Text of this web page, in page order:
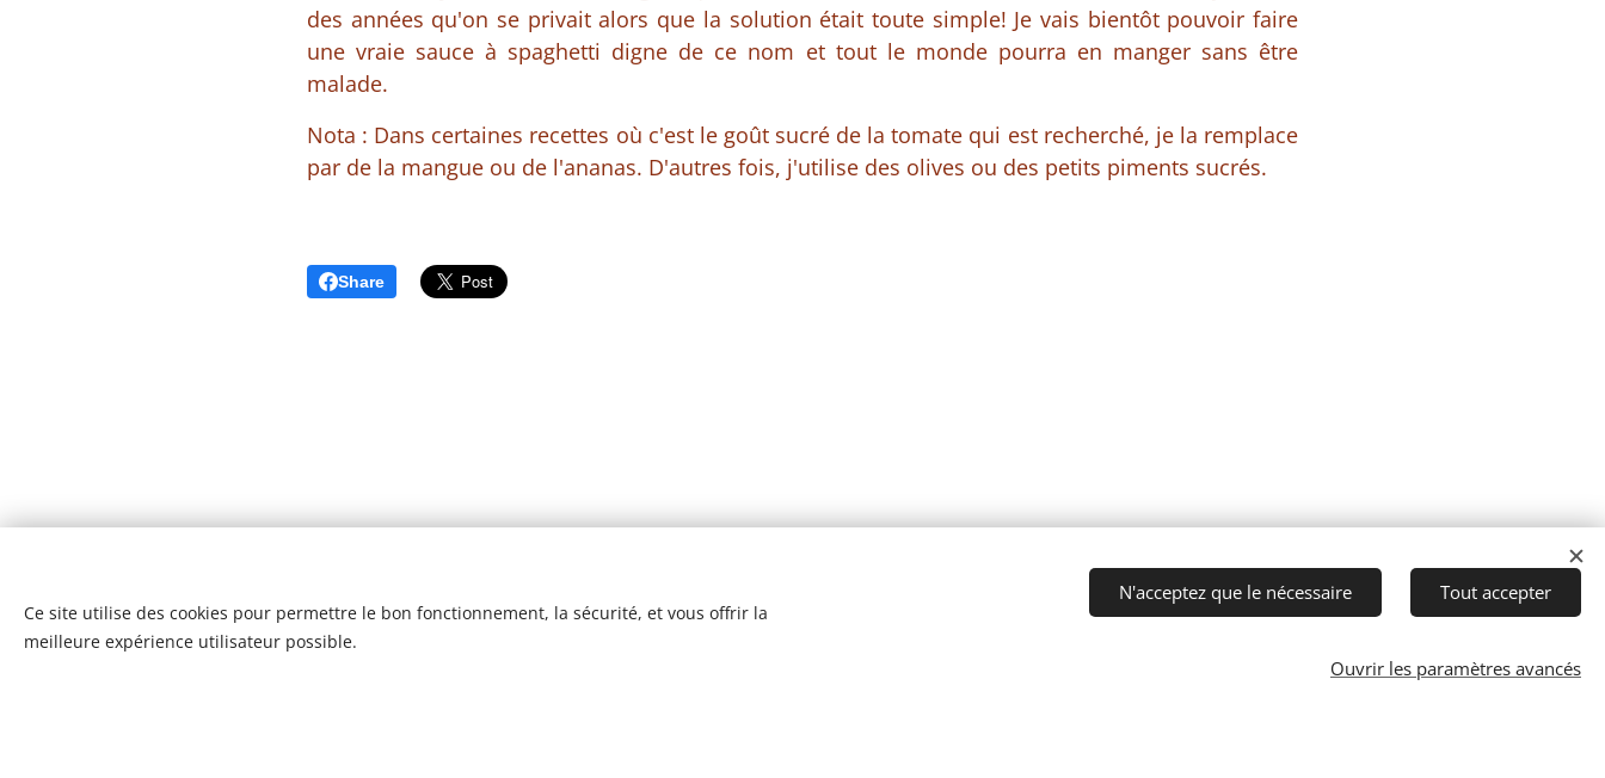
des années qu'on se privait alors que la solution était toute simple! Je vais bientôt pouvoir faire
une vraie sauce à spaghetti digne de ce nom et tout le monde pourra en manger sans être
malade.
Nota : Dans certaines recettes où c'est le goût sucré de la tomate qui est recherché, je la remplace
par de la mangue ou de l'ananas. D'autres fois, j'utilise des olives ou des petits piments sucrés.
Share
Ce site utilise des cookies pour permettre le bon fonctionnement, la sécurité, et vous offrir la
meilleure expérience utilisateur possible.
N'acceptez que le nécessaire Tout accepter
Ouvrir les paramètres avancés